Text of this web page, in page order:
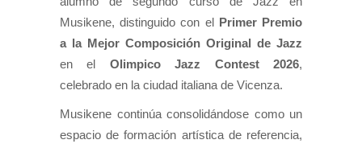
Musikene, distinguido con el Primer Premio
a la Mejor Composición Original de Jazz
en el Olimpico Jazz Contest 2026,
celebrado en la ciudad italiana de Vicenza.
Musikene continúa consolidándose como un
espacio de formación artística de referencia,